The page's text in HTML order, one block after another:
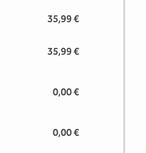
35,99 €
35,99 €
0,00 €
0,00 €